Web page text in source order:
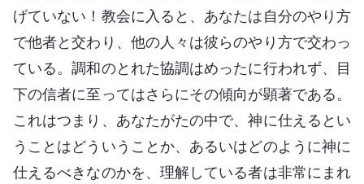
げていない！教会に入ると、あなたは自分のやり方
で他者と交わり、他の人々は彼らのやり方で交わっ
ている。調和のとれた協調はめったに行われず、目
下の信者に至ってはさらにその傾向が顕著である。
これはつまり、あなたがたの中で、神に仕えるとい
うことはどういうことか、あるいはどのように神に
仕えるべきなのかを、理解している者は非常にまれ